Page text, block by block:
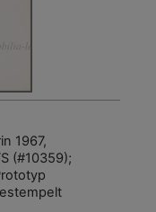
1967,
(#10359);